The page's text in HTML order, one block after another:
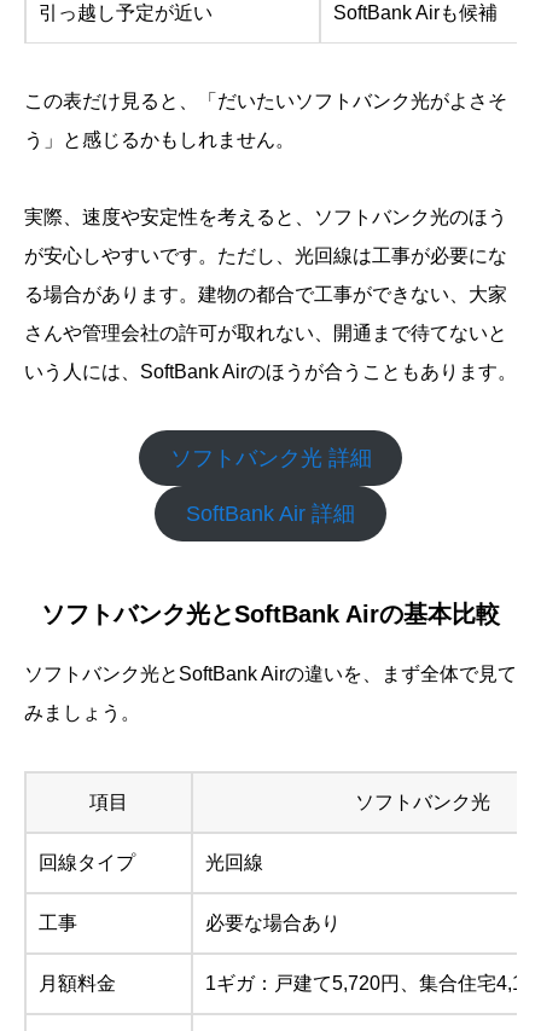
引っ越し予定が近い SoftBank Airも候補
この表だけ見ると、「だいたいソフトバンク光がよさそ
う」と感じるかもしれません。
実際、速度や安定性を考えると、ソフトバンク光のほう
が安心しやすいです。ただし、光回線は工事が必要にな
る場合があります。建物の都合で工事ができない、大家
さんや管理会社の許可が取れない、開通まで待てないと
いう人には、SoftBank Airのほうが合うこともあります。
ソフトバンク光 詳細
SoftBank Air 詳細
ソフトバンク光とSoftBank Airの基本比較
ソフトバンク光とSoftBank Airの違いを、まず全体で見て
みましょう。
項目 ソフトバンク光
回線タイプ 光回線
工事 必要な場合あり
月額料金 1ギガ：戸建て5,720円、集合住宅